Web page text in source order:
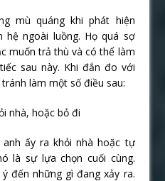
mù quáng khi phát hiện
hệ ngoài luồng. Họ quá sợ
muốn trả thù và có thể làm
sau này. Khi đắn đo với
làm một số điều sau:
nhà, hoặc bỏ đi
ấy ra khỏi nhà hoặc tự
là sự lựa chọn cuối cùng.
đến những gì đang xảy ra.